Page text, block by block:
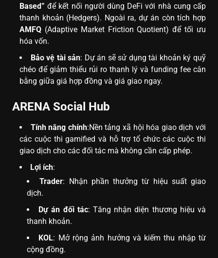
Based” để kết nối người dùng DeFi với nhà cung cấp
thanh khoản (Hedgers). Ngoài ra, dự án còn tích hợp
AMFQ (Adaptive Market Friction Quotient) để tối ưu
hóa vốn.
Bảo vệ tài sản: Dự án sẽ sử dụng tài khoản ký quỹ
chéo để giảm thiểu rủi ro thanh lý và funding fee cân
bằng giữa giá hợp đồng và giá giao ngay.
ARENA Social Hub
Tính năng chính:Nền tảng xã hội hóa giao dịch với
các cuộc thi gamified và hỗ trợ tổ chức các cuộc thi
giao dịch cho các đối tác mà không cần cấp phép.
Lợi ích:
Trader: Nhận phần thưởng từ hiệu suất giao
dịch.
Dự án đối tác: Tăng nhận diện thương hiệu và
thanh khoản.
KOL: Mở rộng ảnh hưởng và kiếm thu nhập từ
cộng đồng.